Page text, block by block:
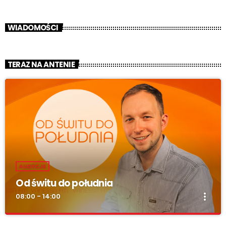
WIADOMOŚCI
TERAZ NA ANTENIE
AUDYCJE
Od świtu do południa
08:00 - 14:00 more_vert